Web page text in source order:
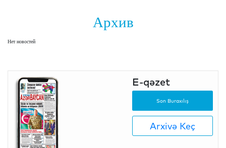
Архив
Нет новостей
E-qəzet
Son Buraxılış
Arxivə Keç